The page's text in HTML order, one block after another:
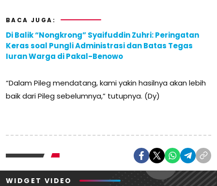
BACA JUGA:
Di Balik “Nongkrong” Syaifuddin Zuhri: Peringatan
Keras soal Pungli Administrasi dan Batas Tegas
Iuran Warga di Pakal-Benowo
“Dalam Pileg mendatang, kami yakin hasilnya akan lebih
baik dari Pileg sebelumnya,” tutupnya. (Dy)
WIDGET VIDEO